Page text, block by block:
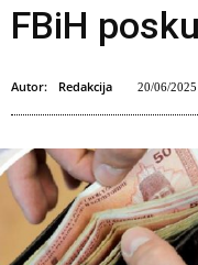
FBiH
Autor: Redakcija 20/06/2025